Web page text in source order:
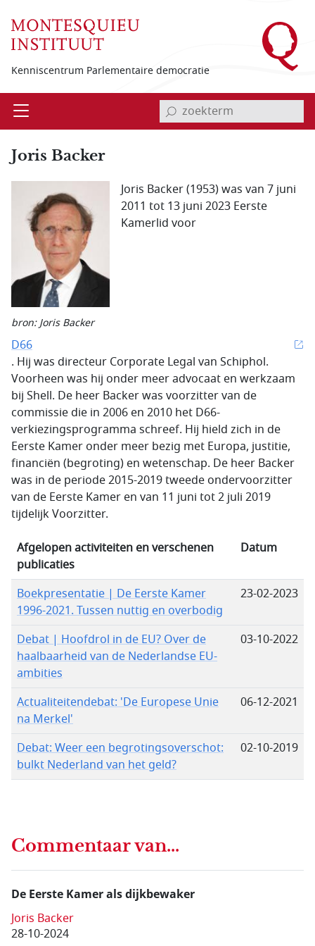
Kenniscentrum Parlementaire democratie
Open invoerveld zoekterm
Joris Backer
bron: Joris Backer
Joris Backer (1953) was van 7 juni
2011 tot 13 juni 2023 Eerste
Kamerlid voor
D66
. Hij was directeur Corporate Legal van Schiphol.
Voorheen was hij onder meer advocaat en werkzaam
bij Shell. De heer Backer was voorzitter van de
commissie die in 2006 en 2010 het D66-
verkiezingsprogramma schreef. Hij hield zich in de
Eerste Kamer onder meer bezig met Europa, justitie,
financiën (begroting) en wetenschap. De heer Backer
was in de periode 2015-2019 tweede ondervoorzitter
van de Eerste Kamer en van 11 juni tot 2 juli 2019
tijdelijk Voorzitter.
Afgelopen activiteiten en verschenen
publicaties
Datum
Boekpresentatie | De Eerste Kamer
1996-2021. Tussen nuttig en overbodig
23-02-2023
Debat | Hoofdrol in de EU? Over de
haalbaarheid van de Nederlandse EU-
ambities
03-10-2022
Actualiteitendebat: 'De Europese Unie
na Merkel'
06-12-2021
Debat: Weer een begrotingsoverschot:
bulkt Nederland van het geld?
02-10-2019
Commentaar van...
De Eerste Kamer als dijkbewaker
Joris Backer
28-10-2024